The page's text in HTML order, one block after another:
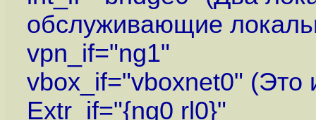
обслуживающие
vpn_if="ng1"
vbox_if="vboxnet0" (Это
Extr_if="{ng0 rl0}"